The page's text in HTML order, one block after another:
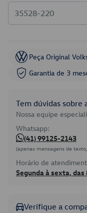
Peça Original
Garantia de 3
Tem dúvidas
Nossa equipe
Whatsapp:
(41) 99125-2143
(apenas mensagens de
Horário de
Segunda à sexta, das
Verifique a